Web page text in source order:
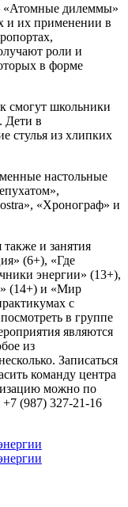
«Атомные дилеммы»
и их применении в
роли и
в форме
смогут школьники
Дети в
стулья из хлипких
настольные
«Хронограф» и
и занятия
(6+), «Где
энергии» (13+),
(14+) и «Мир
с
в группе
являются
из
Записаться
команду центра
можно по
(987) 327-21-16